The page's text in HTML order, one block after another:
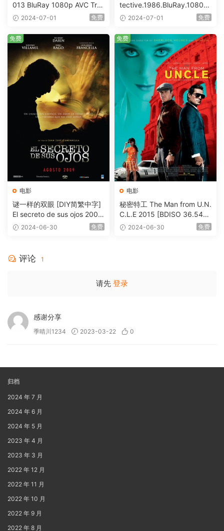
013 BluRay 1080p AVC Tru
eHD5.1 [BDISO 22.64GB]
2024-07-01 免费
tective.1986.BluRay.1080p.
AVC.DTS-HD.MA.5.1-HDHo
2024-07-01 免费
电影
谜一样的双眼 [DIY简繁中字]
El secreto de sus ojos 2009
1080p Blu-ray AVC DTS-HD
2024-06-30 免费
免费
电影
秘密特工 The Man from U.N.
C.L.E 2015 [BDISO 36.54G
B] 2024-06-30 免费
免费
评论 1
请先 登录
感谢分享
季晴川1234 2023-03-22 0
归档
2024 年 7 月
2024 年 6 月
2024 年 5 月
2023 年 4 月
2023 年 3 月
2022 年 12 月
2022 年 11 月
2022 年 10 月
2022 年 9 月
2022 年 8 月